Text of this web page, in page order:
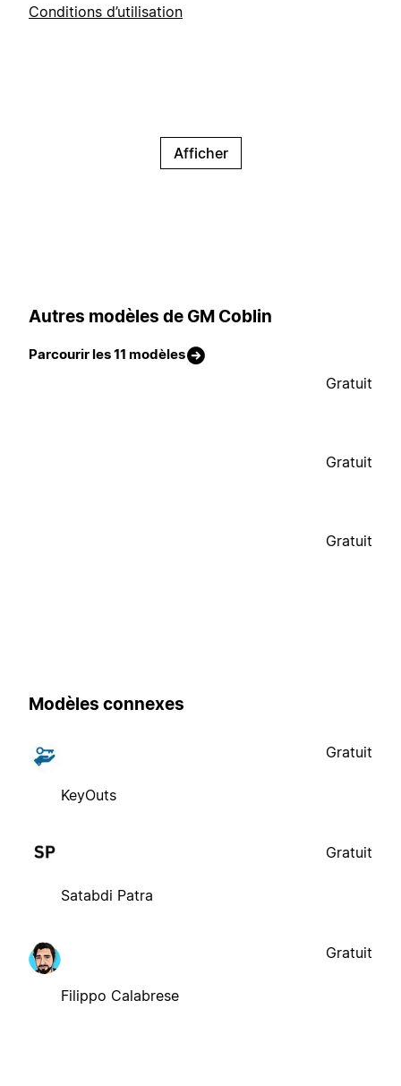
Conditions d’utilisation
Afficher
Autres modèles de GM Coblin
Parcourir les 11 modèles
Gratuit
Gratuit
Gratuit
Modèles connexes
KeyOuts
Gratuit
Satabdi Patra
Gratuit
Filippo Calabrese
Gratuit